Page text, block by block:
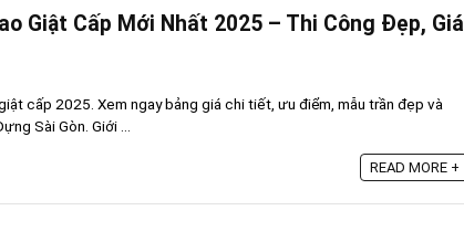
Giật Cấp Mới Nhất 2025 – Thi Công Đẹp, Giá
cấp 2025. Xem ngay bảng giá chi tiết, ưu điểm, mẫu trần đẹp và
Sài Gòn. Giới ...
READ MORE +